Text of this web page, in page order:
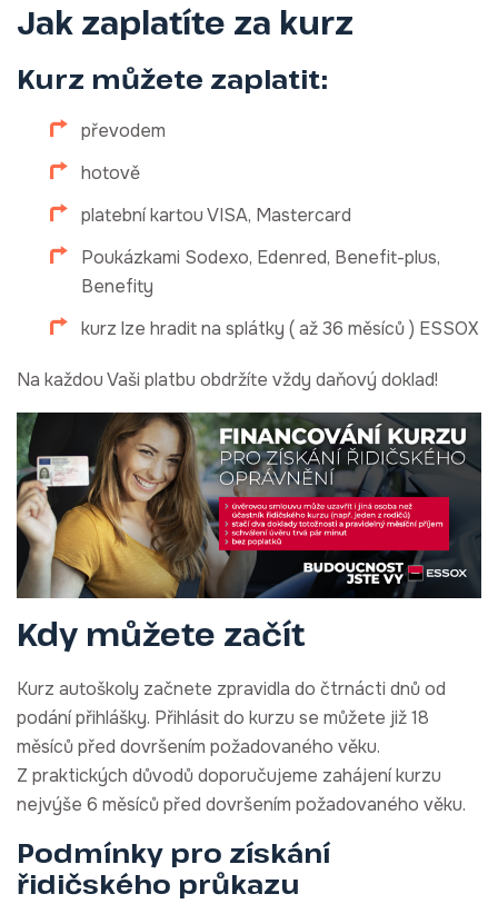
Jak zaplatíte za kurz
Kurz můžete zaplatit:
převodem
hotově
platební kartou VISA, Mastercard
Poukázkami Sodexo, Edenred, Benefit-plus,
Benefity
kurz lze hradit na splátky ( až 36 měsíců ) ESSOX
Na každou Vaši platbu obdržíte vždy daňový doklad!
Kdy můžete začít
Kurz autoškoly začnete zpravidla do čtrnácti dnů od
podání přihlášky. Přihlásit do kurzu se můžete již 18
měsíců před dovršením požadovaného věku.
Z praktických důvodů doporučujeme zahájení kurzu
nejvýše 6 měsíců před dovršením požadovaného věku.
Podmínky pro získání
řidičského průkazu